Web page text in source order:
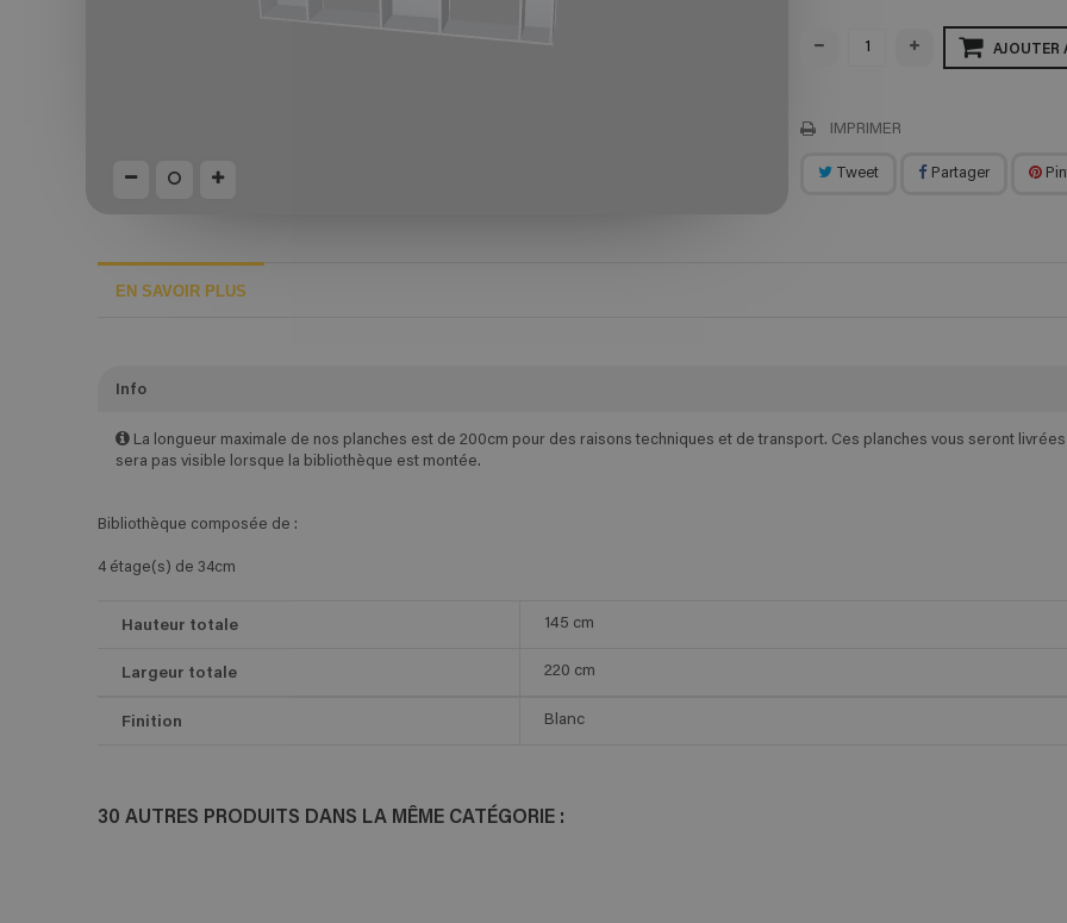
AJOUTER
IMPRIMER
Tweet Partager
EN SAVOIR PLUS
Info
La longueur maximale de nos planches est de 200cm pour des raisons techniques et de transport. Ces planches vous seront
sera pas visible lorsque la bibliothèque est montée.
Bibliothèque composée de :
4 étage(s) de 34cm
Hauteur totale 145 cm
Largeur totale 220 cm
Finition Blanc
30 AUTRES PRODUITS DANS LA MÊME CATÉGORIE :